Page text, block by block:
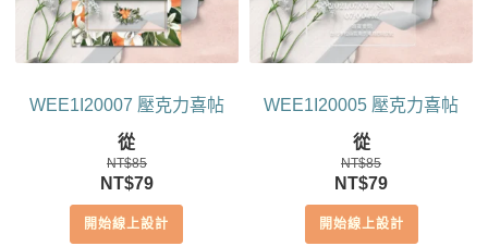
WEE1I20007 壓克力喜帖
從
NT$85
原
始
價
NT$79目
前
價
開始線上設計
WEE1I20005 壓克力喜帖
從
NT$85
原
始
價
NT$79目
前
價
開始線上設計